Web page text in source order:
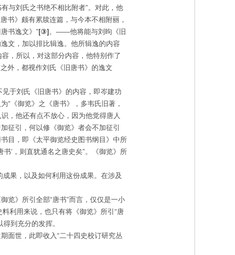
与刘氏之书绝不相比附者”。对此，他
书》颇有累牍连篇，与今本不相附丽，
书逸文》”[③]。——他将能与刘昫《旧
文，加以排比辑逸。他所辑逸的内容
，所以，对这部分内容，他特别作了
外，都视作刘氏《旧唐书》的逸文
见于刘氏《旧唐书》的内容，即岑建功
“《御览》之《唐书》，多韦氏旧著，
，他还有点不放心，因为他觉得唐人
征引，何以修《御览》者会不加征引
目，即《太平御览经史图书纲目》中所
书’，则直犹通名之唐史矣”。《御览》所
果，以及如何利用这份成果。在涉及
览》所引全部“唐书”而言，仅仅是一小
利用来说，也只有将《御览》所引“唐
到充分的发挥。
面世，此即收入“二十四史校订研究丛